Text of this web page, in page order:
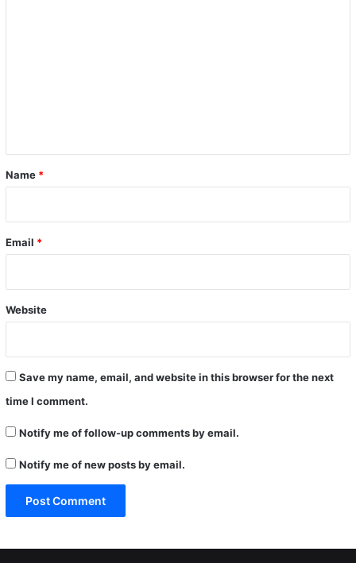
*
Name *
Email *
Website
Save my name, email, and website in this browser for the next
time I comment.
Notify me of follow-up comments by email.
Notify me of new posts by email.